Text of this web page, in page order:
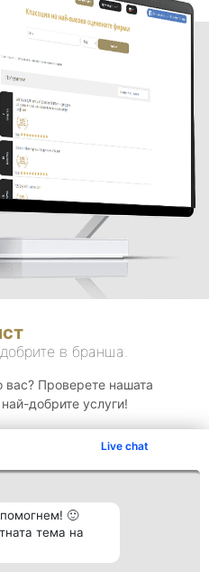
Live chat
🙂
тема на
в бранша.
вас? Проверете нашата
добрите услуги!